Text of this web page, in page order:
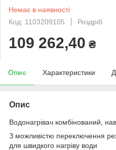
Немає в наявності
Код: 1103209105
Роздріб
109 262,40 ₴
Опис Характеристики
Опис
Водонагрівач комбінований,
З можливістю переключення
для швидкого нагріву води